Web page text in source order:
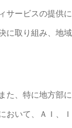
サービスの提供
取り組み、地
た、特に地方部
おいて、ＡＩ、